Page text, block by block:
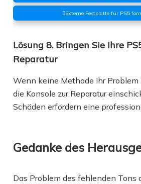
Externe Festplatte für PS5
Lösung 8. Bringen Sie Ihre
Reparatur
Wenn keine Methode Ihr Problem
die Konsole zur Reparatur
Schäden erfordern eine
Gedanke des
Das Problem des fehlenden Tons